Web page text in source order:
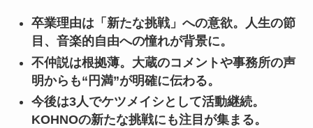
卒業理由は「新たな挑戦」への意欲。人生の節
目、音楽的自由への憧れが背景に。
不仲説は根拠薄。大蔵のコメントや事務所の声
明からも“円満”が明確に伝わる。
今後は3人でケツメイシとして活動継続。
KOHNOの新たな挑戦にも注目が集まる。